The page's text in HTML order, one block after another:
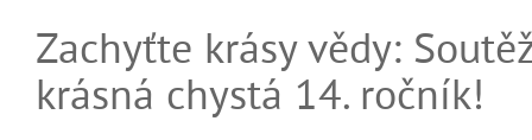
Zachyťte krásy vědy:
krásná chystá 14. ročník!